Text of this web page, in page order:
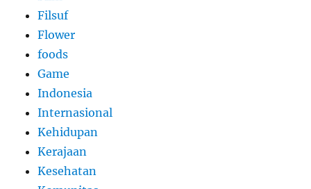
Filsuf
Flower
foods
Game
Indonesia
Internasional
Kehidupan
Kerajaan
Kesehatan